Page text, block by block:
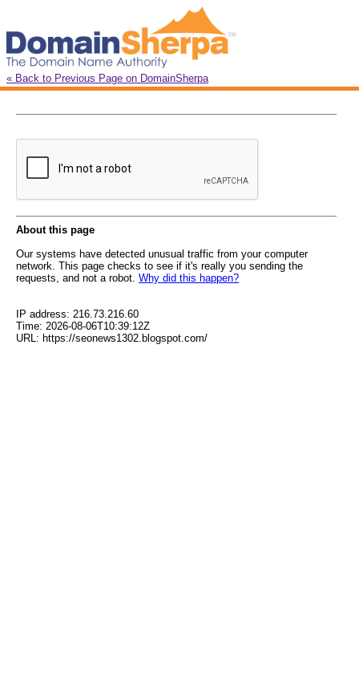
« Back to Previous Page on DomainSherpa